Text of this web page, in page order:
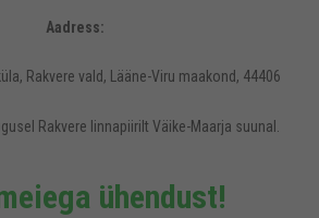
Aadress:
Rakvere vald, Lääne-Viru maakond, 44406
Rakvere linnapiirilt Väike-Maarja suunal.
ühendust!